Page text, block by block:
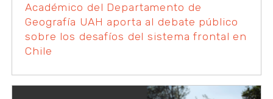
Académico del Departamento de
Geografía UAH aporta al debate público
sobre los desafíos del sistema frontal en
Chile